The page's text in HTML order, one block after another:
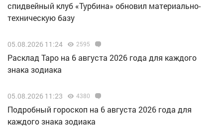
спидвейный клуб «Турбина» обновил материально-
техническую базу
05.08.2026 11:24 2595
Расклад Таро на 6 августа 2026 года для каждого
знака зодиака
05.08.2026 11:23 4380
Подробный гороскоп на 6 августа 2026 года для
каждого знака зодиака